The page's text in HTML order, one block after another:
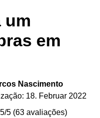
um
em
Nascimento
18. Februar 2022
5 (63 avaliações)